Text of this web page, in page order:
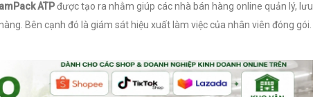
ATPđược tạo ra nhằm giúp các nhà bán hàng online quản lý, lưu
Bên cạnh đó là giám sát hiệu xuất làm việc của nhân viên đóng gói.